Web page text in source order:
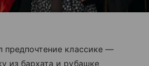
предпочтение классике —
из бархата и рубашке